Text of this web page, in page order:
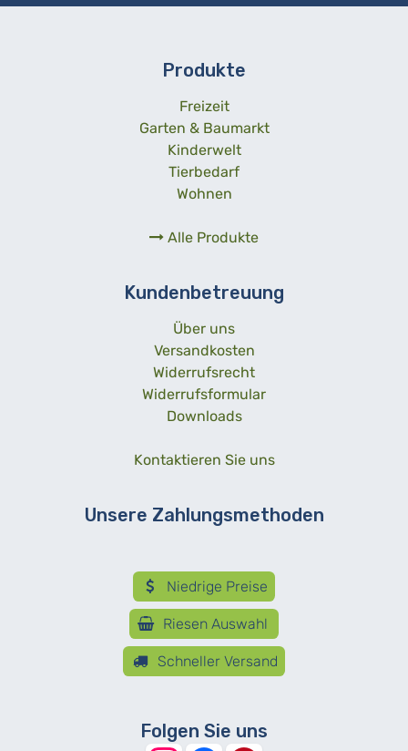
Produkte
Freizeit
Garten & Baumarkt
Kinderwelt
Tierbedarf
Wohnen
Alle Produkte
Kundenbetreuung
Über uns
Versandkosten
Widerrufsrecht
Widerrufsformular
Downloads
Kontaktieren Sie uns
Unsere Zahlungsmethoden
Niedrige Preise
Riesen Auswahl
Schneller Versand
Folgen Sie uns